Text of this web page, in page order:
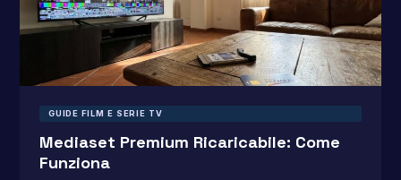
GUIDE FILM E SERIE TV
Mediaset Premium Ricaricabile: Come
Funziona